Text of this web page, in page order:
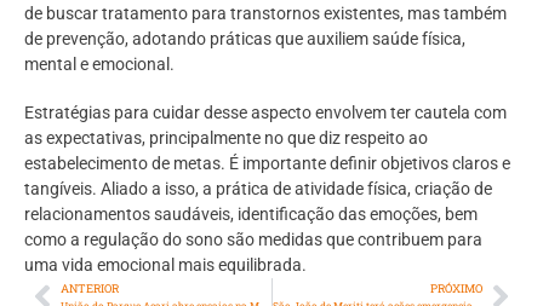
de buscar tratamento para transtornos existentes, mas também
de prevenção, adotando práticas que auxiliem saúde física,
mental e emocional.
Estratégias para cuidar desse aspecto envolvem ter cautela com
as expectativas, principalmente no que diz respeito ao
estabelecimento de metas. É importante definir objetivos claros e
tangíveis. Aliado a isso, a prática de atividade física, criação de
relacionamentos saudáveis, identificação das emoções, bem
como a regulação do sono são medidas que contribuem para
uma vida emocional mais equilibrada.
ANTERIOR PRÓXIMO